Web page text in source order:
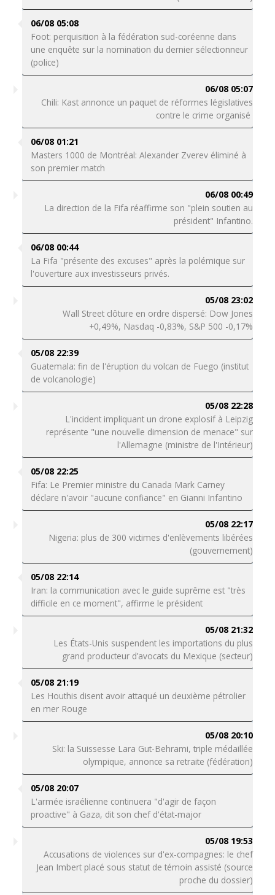
06/08 05:08
Foot: perquisition à la fédération sud-coréenne dans
une enquête sur la nomination du dernier sélectionneur
(police)
06/08 05:07
Chili: Kast annonce un paquet de réformes législatives
contre le crime organisé
06/08 01:21
Masters 1000 de Montréal: Alexander Zverev éliminé à
son premier match
06/08 00:49
La direction de la Fifa réaffirme son "plein soutien au
président" Infantino.
06/08 00:44
La Fifa "présente des excuses" après la polémique sur
l'ouverture aux investisseurs privés.
05/08 23:02
Wall Street clôture en ordre dispersé: Dow Jones
+0,49%, Nasdaq -0,83%, S&P 500 -0,17%
05/08 22:39
Guatemala: fin de l'éruption du volcan de Fuego (institut
de volcanologie)
05/08 22:28
L'incident impliquant un drone explosif à Leipzig
représente "une nouvelle dimension de menace" sur
l'Allemagne (ministre de l'Intérieur)
05/08 22:25
Fifa: Le Premier ministre du Canada Mark Carney
déclare n'avoir "aucune confiance" en Gianni Infantino
05/08 22:17
Nigeria: plus de 300 victimes d'enlèvements libérées
(gouvernement)
05/08 22:14
Iran: la communication avec le guide suprême est "très
difficile en ce moment", affirme le président
05/08 21:32
Les États-Unis suspendent les importations du plus
grand producteur d’avocats du Mexique (secteur)
05/08 21:19
Les Houthis disent avoir attaqué un deuxième pétrolier
en mer Rouge
05/08 20:10
Ski: la Suissesse Lara Gut-Behrami, triple médaillée
olympique, annonce sa retraite (fédération)
05/08 20:07
L'armée israélienne continuera "d'agir de façon
proactive" à Gaza, dit son chef d'état-major
05/08 19:53
Accusations de violences sur d'ex-compagnes: le chef
Jean Imbert placé sous statut de témoin assisté (source
proche du dossier)